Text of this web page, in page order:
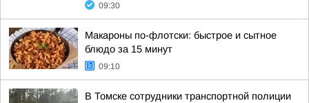
09:30
Макароны по-флотски: быстрое и сытное
блюдо за 15 минут
09:10
В Томске сотрудники транспортной полиции